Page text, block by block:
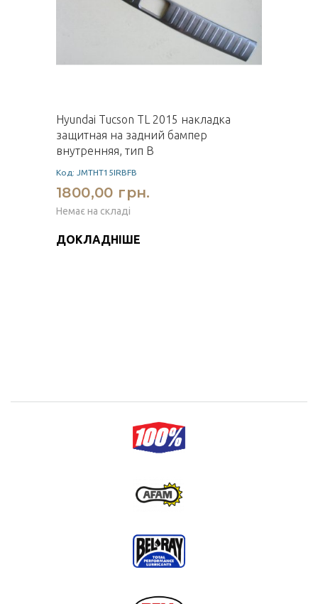
Hyundai Tucson TL 2015 накладка
защитная на задний бампер
внутренняя, тип B
Код: JMTHT15IRBFB
1800,00 грн.
Немає на складі
ДОКЛАДНІШЕ